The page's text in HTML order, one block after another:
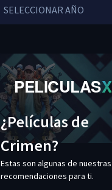
PELICULASX
¿Películas de
Crimen?
Estas son algunas de nuestras
recomendaciones para ti.